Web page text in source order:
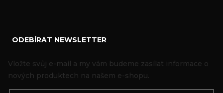
ODEBÍRAT NEWSLETTER
Vložte svůj e-mail a my vám budeme zasílat informace o
nových produktech na našem e-shopu.